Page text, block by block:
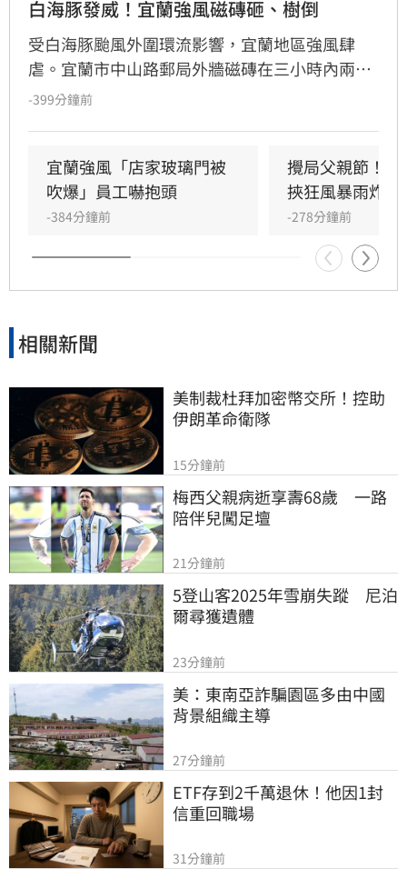
白海豚發威！宜蘭強風磁磚砸、樹倒
受白海豚颱風外圍環流影響，宜蘭地區強風肆
虐。宜蘭市中山路郵局外牆磁磚在三小時內兩度
剝落，武營街亦發生磁磚砸地險象，所幸無人傷
全面停駛。
-399分鐘前
宜蘭強風「店家玻璃門被
吹爆」員工嚇抱頭
-384分鐘前
攪局父親節！
挾狂風暴雨炸雙
-278分鐘前
相關新聞
美制裁杜拜加密幣交所！控助
伊朗革命衛隊
15分鐘前
梅西父親病逝享壽68歲　一路
陪伴兒闖足壇
21分鐘前
5登山客2025年雪崩失蹤　尼泊
爾尋獲遺體
23分鐘前
美：東南亞詐騙園區多由中國
背景組織主導
27分鐘前
ETF存到2千萬退休！他因1封
信重回職場
31分鐘前